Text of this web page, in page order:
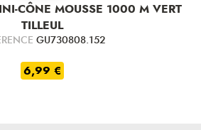
CÔNE MOUSSE 1000 M VERT
TILLEUL
GU730808.152
6,99 €